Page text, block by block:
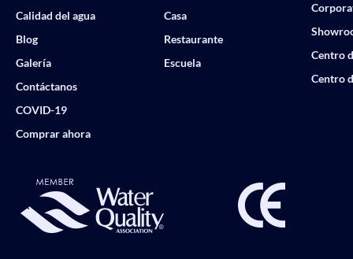
Calidad del agua
Blog
Galería
Contáctanos
COVID-19
Comprar ahora
Casa
Restaurante
Escuela
Centro
Centro